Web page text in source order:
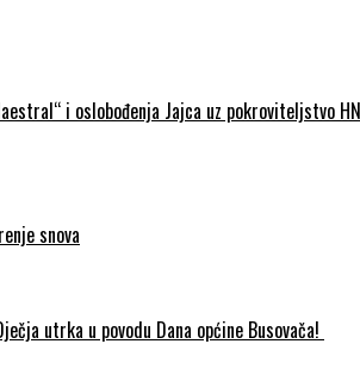
i oslobođenja Jajca uz pokroviteljstvo
snova
utrka u povodu Dana općine Busovača!